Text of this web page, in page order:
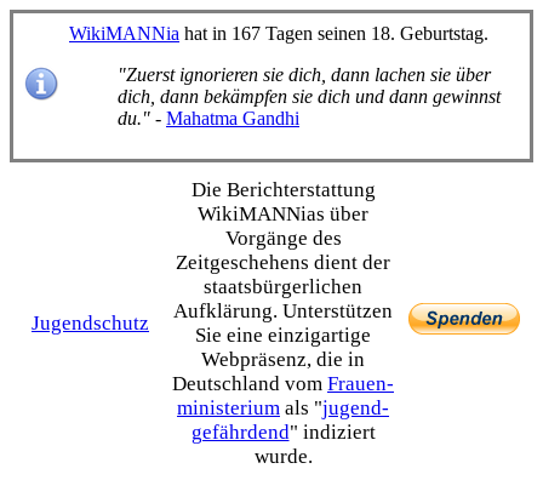
WikiMANNia hat in 167 Tagen seinen 18. Geburtstag.
"Zuerst ignorieren sie dich, dann lachen sie über
dich, dann bekämpfen sie dich und dann gewinnst
du." - Mahatma Gandhi
Jugendschutz
Die Bericht­erstattung
WikiMANNias über
Vorgänge des
Zeitgeschehens dient der
staats­bürgerlichen
Aufklärung. Unterstützen
Sie eine einzig­artige
Webpräsenz, die in
Deutschland vom Frauen­
ministerium als "jugend­
gefährdend" indiziert
wurde.